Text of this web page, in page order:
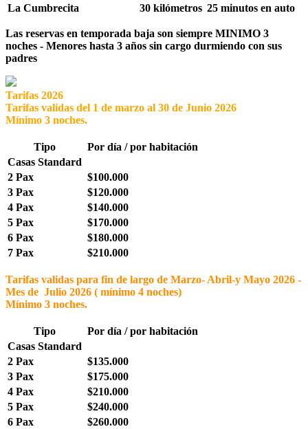
La Cumbrecita
30 kilómetros 25 minutos en auto
Las reservas en temporada baja son siempre MINIMO 3
noches - Menores hasta 3 años sin cargo durmiendo con sus
padres
Tarifas 2026
Tarifas validas del 1 de marzo al 30 de Junio 2026
Mínimo 3 noches.
Tipo
Por día / por habitación
Casas Standard
2 Pax
$100.000
3 Pax
$120.000
4 Pax
$140.000
5 Pax
$170.000
6 Pax
$180.000
7 Pax
$210.000
Tarifas validas para fin de largo de Marzo- Abril-y Mayo 2026 -
Mes de Julio 2026 ( mínimo 4 noches)
Mínimo 3 noches.
Tipo
Por día / por habitación
Casas Standard
2 Pax
$135.000
3 Pax
$175.000
4 Pax
$210.000
5 Pax
$240.000
6 Pax
$260.000